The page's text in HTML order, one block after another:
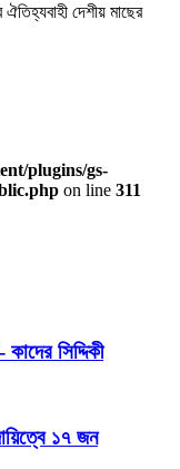
দেশীয় মাছের
plugins/gs-
on line 311
সিদ্দিকী
১৭ জন